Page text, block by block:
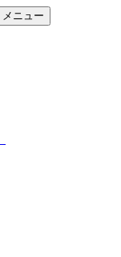
メニュー